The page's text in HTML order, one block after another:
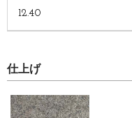
12.40
仕上げ